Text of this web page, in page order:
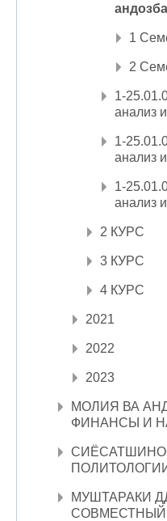
1
2
1-
анализ
1-
анализ
1-
анализ
2 КУРС
3 КУРС
4 КУРС
2021
2022
2023
МОЛИЯ ВА
ФИНАНСЫ И
МУШТАРАКИ
СОВМЕСТНЫЙ